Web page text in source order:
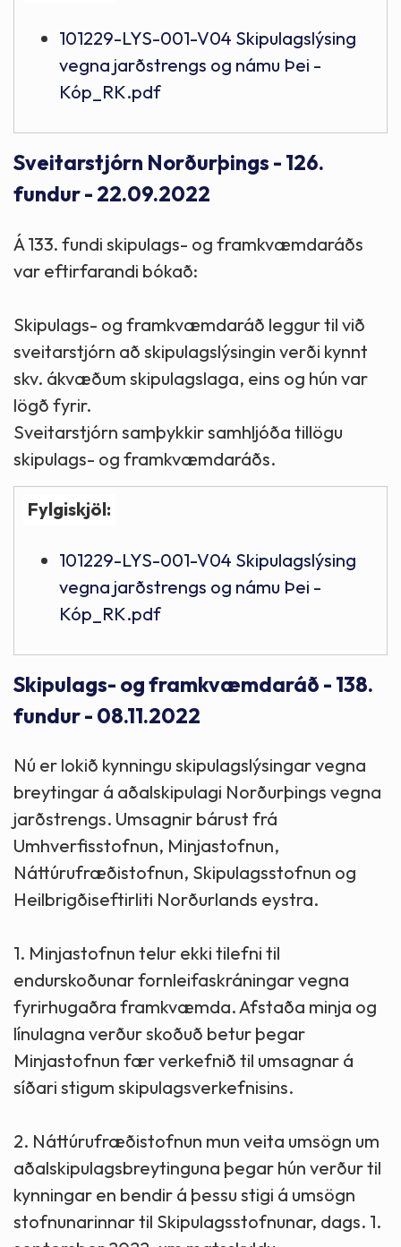
101229-LYS-001-V04 Skipulagslýsing
vegna jarðstrengs og námu Þei -
Kóp_RK.pdf
Sveitarstjórn Norðurþings - 126.
fundur - 22.09.2022
Á 133. fundi skipulags- og framkvæmdaráðs
var eftirfarandi bókað:
Skipulags- og framkvæmdaráð leggur til við
sveitarstjórn að skipulagslýsingin verði kynnt
skv. ákvæðum skipulagslaga, eins og hún var
lögð fyrir.
Sveitarstjórn samþykkir samhljóða tillögu
skipulags- og framkvæmdaráðs.
Fylgiskjöl:
101229-LYS-001-V04 Skipulagslýsing
vegna jarðstrengs og námu Þei -
Kóp_RK.pdf
Skipulags- og framkvæmdaráð - 138.
fundur - 08.11.2022
Nú er lokið kynningu skipulagslýsingar vegna
breytingar á aðalskipulagi Norðurþings vegna
jarðstrengs. Umsagnir bárust frá
Umhverfisstofnun, Minjastofnun,
Náttúrufræðistofnun, Skipulagsstofnun og
Heilbrigðiseftirliti Norðurlands eystra.
1. Minjastofnun telur ekki tilefni til
endurskoðunar fornleifaskráningar vegna
fyrirhugaðra framkvæmda. Afstaða minja og
línulagna verður skoðuð betur þegar
Minjastofnun fær verkefnið til umsagnar á
síðari stigum skipulagsverkefnisins.
2. Náttúrufræðistofnun mun veita umsögn um
aðalskipulagsbreytinguna þegar hún verður til
kynningar en bendir á þessu stigi á umsögn
stofnunarinnar til Skipulagsstofnunar, dags. 1.